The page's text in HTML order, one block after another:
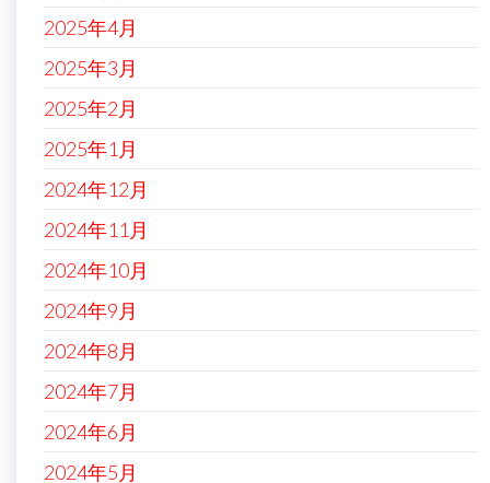
2025年4月
2025年3月
2025年2月
2025年1月
2024年12月
2024年11月
2024年10月
2024年9月
2024年8月
2024年7月
2024年6月
2024年5月